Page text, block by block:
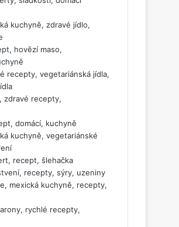
kuchyně, zdravé jídlo,
hovězí maso,
recepty, vegetariánská jídla,
zdravé recepty,
domácí, kuchyně
kuchyně, vegetariánské
recept, šlehačka
recepty, sýry, uzeniny
mexická kuchyně, recepty,
rychlé recepty,